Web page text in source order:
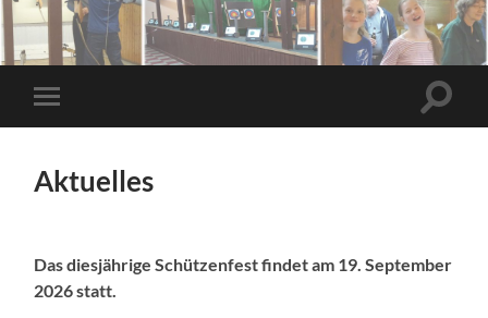
Mobile-
Menü
Aktuelles
Das diesjährige Schützenfest findet am 19. September
2026 statt.